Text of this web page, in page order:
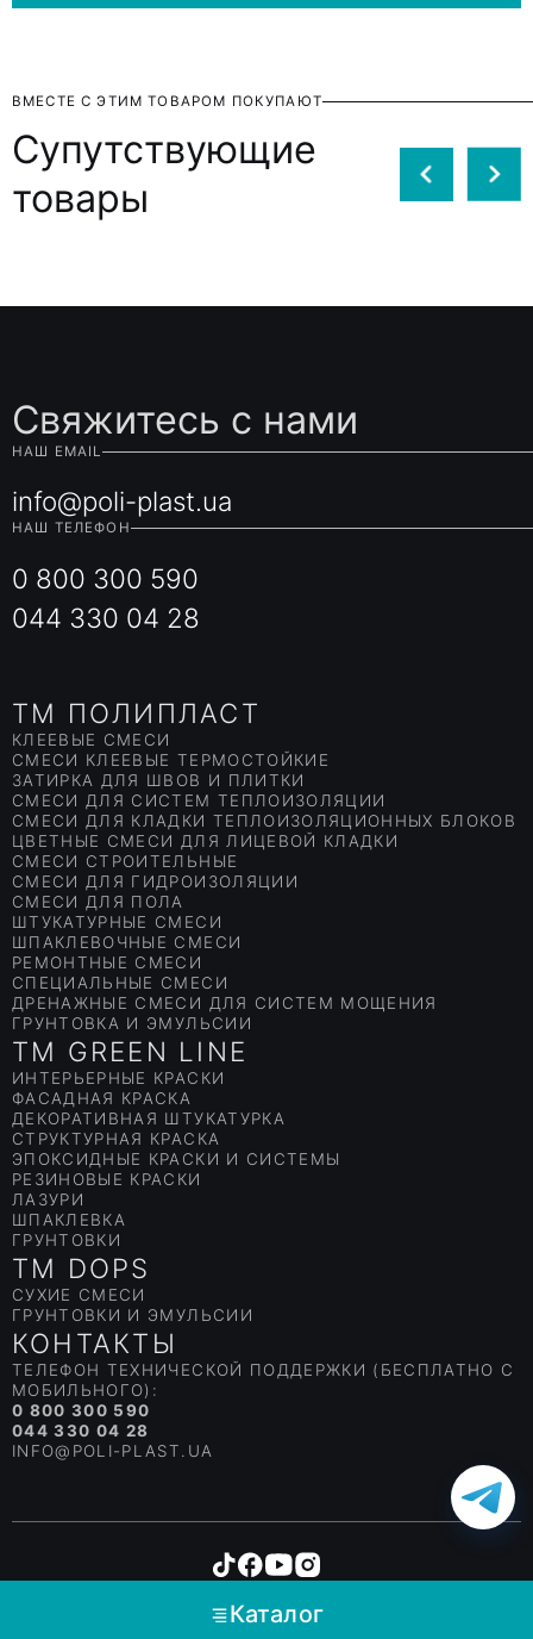
Каталог
ВМЕСТЕ С ЭТИМ ТОВАРОМ ПОКУПАЮТ
Супутствующие
товары
Свяжитесь с нами
НАШ EMAIL
info@poli-plast.ua
НАШ ТЕЛЕФОН
0 800 300 590
044 330 04 28
TM ПОЛИПЛАСТ
КЛЕЕВЫЕ СМЕСИ
СМЕСИ КЛЕЕВЫЕ ТЕРМОСТОЙКИЕ
ЗАТИРКА ДЛЯ ШВОВ И ПЛИТКИ
СМЕСИ ДЛЯ СИСТЕМ ТЕПЛОИЗОЛЯЦИИ
СМЕСИ ДЛЯ КЛАДКИ ТЕПЛОИЗОЛЯЦИОННЫХ БЛОКОВ
ЦВЕТНЫЕ СМЕСИ ДЛЯ ЛИЦЕВОЙ КЛАДКИ
СМЕСИ СТРОИТЕЛЬНЫЕ
СМЕСИ ДЛЯ ГИДРОИЗОЛЯЦИИ
СМЕСИ ДЛЯ ПОЛА
ШТУКАТУРНЫЕ СМЕСИ
ШПАКЛЕВОЧНЫЕ СМЕСИ
РЕМОНТНЫЕ СМЕСИ
СПЕЦИАЛЬНЫЕ СМЕСИ
ДРЕНАЖНЫЕ СМЕСИ ДЛЯ СИСТЕМ МОЩЕНИЯ
ГРУНТОВКА И ЭМУЛЬСИИ
TM DOPS
СУХИЕ СМЕСИ
ГРУНТОВКИ И ЭМУЛЬСИИ
TM GREEN LINE
ИНТЕРЬЕРНЫЕ КРАСКИ
ФАСАДНАЯ КРАСКА
ДЕКОРАТИВНАЯ ШТУКАТУРКА
СТРУКТУРНАЯ КРАСКА
ЭПОКСИДНЫЕ КРАСКИ И СИСТЕМЫ
РЕЗИНОВЫЕ КРАСКИ
ЛАЗУРИ
ШПАКЛЕВКА
ГРУНТОВКИ
КОНТАКТЫ
ТЕЛЕФОН ТЕХНИЧЕСКОЙ ПОДДЕРЖКИ (БЕСПЛАТНО С
МОБИЛЬНОГО):
0 800 300 590
044 330 04 28
INFO@POLI-PLAST.UA
Copyright © Poliplast